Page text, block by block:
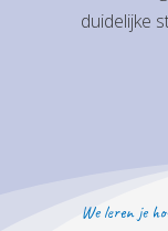
duidelijke
We leren je